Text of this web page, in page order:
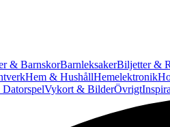
& BarnskorBarnleksakerBiljetter &
Hem & HushållHemelektronik
Vykort & BilderÖvrigt